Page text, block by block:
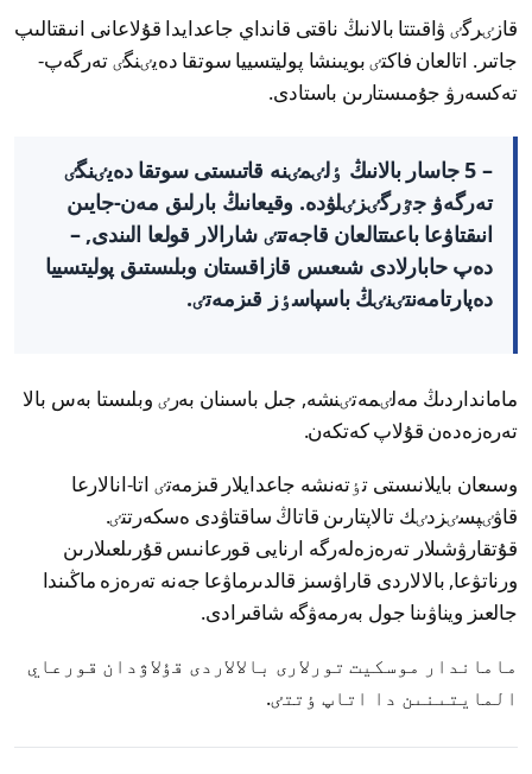
قازٸرگٸ ۋاقىتتا بالانىڭ ناقتى قانداي جاعدايدا قۇلاعانى انىقتالىپ
جاتىر. اتالعان فاكتٸ بويىنشا پوليتسييا سوتقا دەيٸنگٸ تەرگەپ-
تەكسەرۋ جۇمىستارىن باستادى.
– 5 جاسار بالانىڭ ٶلٸمٸنە قاتىستى سوتقا دەيٸنگٸ
تەرگەۋ جٷرگٸزٸلۋدە. وقيعانىڭ بارلىق مەن-جايىن
انىقتاۋعا باعىتتالعان قاجەتتٸ شارالار قولعا الىندى, –
دەپ حابارلادى شىعىس قازاقستان وبلىستىق پوليتسييا
دەپارتامەنتٸنٸڭ باسپاسٶز قىزمەتٸ.
مامانداردىڭ مەلٸمەتٸنشە, جىل باسىنان بەرٸ وبلىستا بەس بالا
تەرەزەدەن قۇلاپ كەتكەن.
وسىعان بايلانىستى تٶتەنشە جاعدايلار قىزمەتٸ اتا-انالارعا
قاۋٸپسٸزدٸك تالاپتارىن قاتاڭ ساقتاۋدى ەسكەرتتٸ.
قۇتقارۋشىلار تەرەزەلەرگە ارنايى قورعانىس قۇرىلعىلارىن
ورناتۋعا, بالالاردى قاراۋسىز قالدىرماۋعا جەنە تەرەزە ماڭىندا
جالعىز ويناۋىنا جول بەرمەۋگە شاقىرادى.
ماماندار موسكيت تورلارى بالالاردى قۇلاۋدان قورعاي
المايتىنىن دا اتاپ ٶتتٸ.